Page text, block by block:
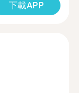
下載APP